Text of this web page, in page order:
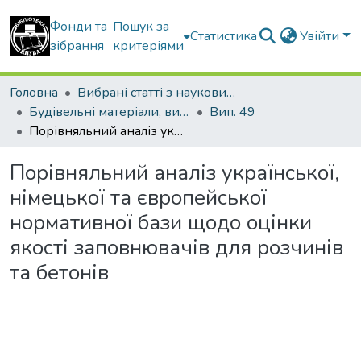
Фонди та
зібрання
Пошук за
критеріями
Статистика Увійти
Головна
Вибрані статті з наукових збірників КНУБА
Будівельні матеріали, вироби та санітарна техніка
Вип. 49
Порівняльний аналіз української, німецької та європейської нормативної бази щодо оцінки якості заповнювачів для розчинів та бетонів
Порівняльний аналіз української,
німецької та європейської
нормативної бази щодо оцінки
якості заповнювачів для розчинів
та бетонів